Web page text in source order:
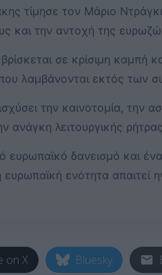
τίμησε τον Μάριο
και την αντοχή της
σε κρίσιμη καμπή
λαμβάνονται εκτός των
την καινοτομία, την
ανάγκη λειτουργικής
ευρωπαϊκό δανεισμό και
ενότητα απαιτεί
on X Bluesky